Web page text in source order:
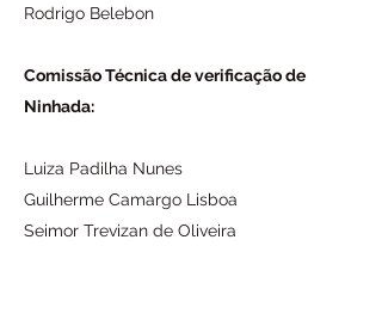
Rodrigo Belebon
Comissão Técnica de verificação de
Ninhada:
Luiza Padilha Nunes
Guilherme Camargo Lisboa
Seimor Trevizan de Oliveira